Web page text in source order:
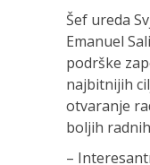
Šef ureda
Emanuel
podrške
najbitnijih
otvaranje
boljih
–